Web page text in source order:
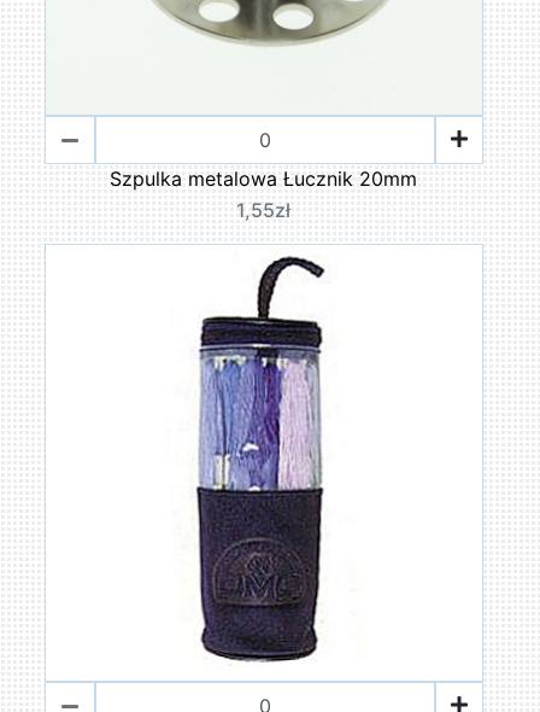
Szpulka metalowa Łucznik 20mm
1,55zł